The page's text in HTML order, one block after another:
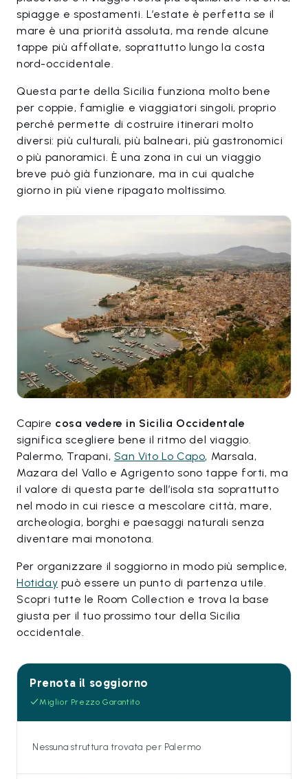
spiagge e spostamenti. L’estate è perfetta se il
mare è una priorità assoluta, ma rende alcune
tappe più affollate, soprattutto lungo la costa
nord-occidentale.
Questa parte della Sicilia funziona molto bene
per coppie, famiglie e viaggiatori singoli, proprio
perché permette di costruire itinerari molto
diversi: più culturali, più balneari, più gastronomici
o più panoramici. È una zona in cui un viaggio
breve può già funzionare, ma in cui qualche
giorno in più viene ripagato moltissimo.
Capire cosa vedere in Sicilia Occidentale
significa scegliere bene il ritmo del viaggio.
Palermo, Trapani, San Vito Lo Capo, Marsala,
Mazara del Vallo e Agrigento sono tappe forti, ma
il valore di questa parte dell’isola sta soprattutto
nel modo in cui riesce a mescolare città, mare,
archeologia, borghi e paesaggi naturali senza
diventare mai monotona.
Per organizzare il soggiorno in modo più semplice,
Hotiday può essere un punto di partenza utile.
Scopri tutte le Room Collection e trova la base
giusta per il tuo prossimo tour della Sicilia
occidentale.
Prenota il soggiorno
Miglior Prezzo Garantito
Nessuna struttura trovata per Palermo